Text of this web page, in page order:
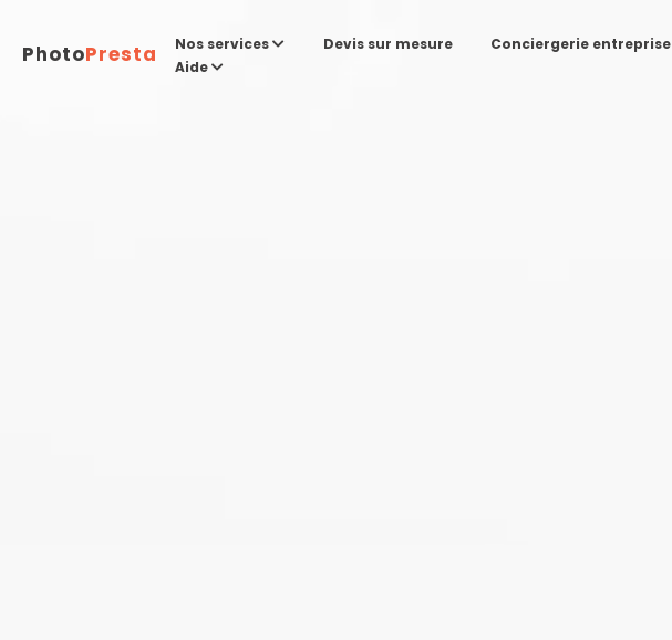
PhotoPresta Nos services Devis sur mesure Conciergerie entreprise
Aide